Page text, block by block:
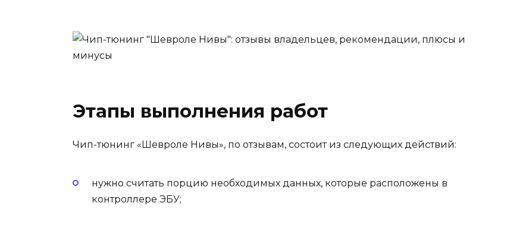
Этапы выполнения работ
Чип-тюнинг «Шевроле Нивы», по отзывам, состоит из следующих действий:
нужно считать порцию необходимых данных, которые расположены в
контроллере ЭБУ;